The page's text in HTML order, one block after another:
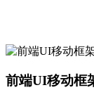
前端UI移动框